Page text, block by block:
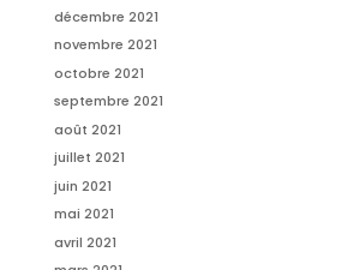
décembre 2021
novembre 2021
octobre 2021
septembre 2021
août 2021
juillet 2021
juin 2021
mai 2021
avril 2021